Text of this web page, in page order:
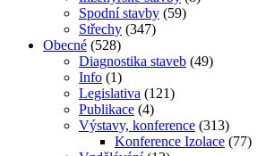
Spodní stavby (59)
Střechy (347)
Obecné (528)
Diagnostika staveb (49)
Info (1)
Legislativa (121)
Publikace (4)
Výstavy, konference (313)
Konference Izolace (77)